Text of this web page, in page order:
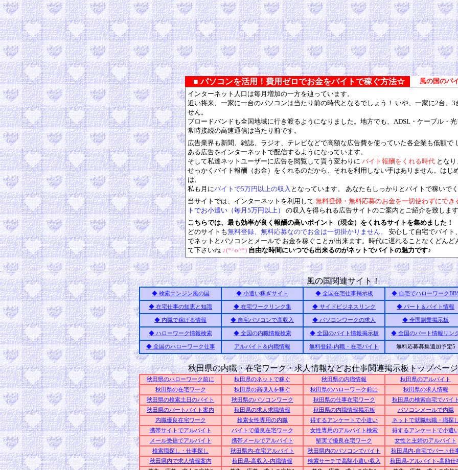
■ パソコンを活用！費用ゼロでお金をバイトで稼ぐ方法☆
風の国のバ
インターネット人口は毎月増加の一方を辿っています。
近い将来、一家に一台のパソコンは当たり前の時代となるでしょう！ いや、一家に2台、3
せん。
ブロードバンドも全国地域に行き渡るようになりました。地方でも、ADSL・ケーブル・
常時接続の高速通信は当たり前です。
広告業界も新聞、雑誌、ラジオ、テレビなどで高額な広告費を使っていた各企業も低額で
ある広告をインターネットで配信するようになっています。
そして私達ネットユーザーに広告を閲覧して貰う変わりに バイト報酬をくれる時代 とな
せっかくバイト報酬（お金）をくれるのだから、それを利用しない手はありません。はじ
は、
私も月にバイトで5万円以上の収入 となっています。 あなたもしっかりとバイトで稼いで
当サイトでは、インターネットを利用して 無料登録・無料応募のお金を一切使わずにでき
トでお小遣い（毎月5万円以上）
の収入を得られる広告サイトのご案内とご紹介を致しま
こちらでは、最も効率が良く報酬の高いポイント（現金）をくれるサイトを集めました！
どのサイトも無料登録、無料応募なのでお金は一切掛かりません。
安心して自宅でバイト
でネットとパソコンとメールで お金を稼ぐことが出来ます。時代に遅れることなくどんど
て下さいね ♪(*^o^*) 自由な時間にいつでも出来るのがネットでバイトの魅力です♪
風の国関連サイト！
◆ 検索エンジン風の国 ◆ 小遣い稼ぎサイト ◆ 全国在宅仕事掲示板 ◆ 自宅でハローワーク
◆ 在宅仕事の知恵と知識 ◆ 在宅ワークリンク集 ◆ サイドビジネスリンク ◆ パート＆バイト情報
◆ 内職で稼げる情報 ◆ 自宅パソコンで高収入 ◆ パソコンワークの求人 ◆ 全国副業掲示板
◆ ハローワーク情報検索 ◆ 全国の内職情報検索 ◆ 全国のバイト情報掲示板 ◆ 全国のパート情報リン
◆ 全国のハローワーク仕事 アルバイト＆内職情報 無料登録-内職・在宅バイト 無料応募募集追加予定5
秋田県の内職・在宅ワーク・求人情報などお仕事関連掲示板トップペー
秋田県のハローワーク前に 秋田県のネットで稼ぐ 秋田県の内職情報
秋田県のアルバイト
秋田県の在宅ワーク
秋田県の高収入を稼ぐ 秋田県のハローワーク前に
秋田県の求人情報
秋田県の検索土日のバイト
秋田県のパソコンワーク 秋田県の仕事在宅ワーク
秋田県の検索自宅でバイ
秋田県のパートバイト案内
秋田県の求人求職情報 秋田県の内職情報掲示板
パソコンメールで内職
内職優良在宅ワーク
検索女性専用の内職 得するアンケートで小遣い
ネットで就職転職・職探
携帯サイトでアルバイト
バイトで優良在宅ワーク 女性専用のアルバイト検索
得するアンケートで小遣
メール受信でアルバイト
携帯メールでアルバイト 堅実で優良在宅ワーク
女性と主婦のアルバイト
検索職探し・仕事探し
秋田県内-在宅アルバイト 秋田県内のパソコンでバイト
秋田県内-自宅でパート仕
秋田県内で求人情報案内
秋田県-高収入-内職情報 検索サーチで高額小遣い収入
秋田県-アルバイト-高額仕